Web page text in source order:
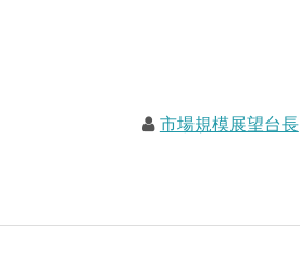
市場規模展望台長